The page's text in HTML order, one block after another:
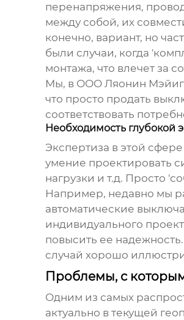
перенапряжения,
между собой, их
конечно, вариант, но
были случаи, когда
монтажа, что влечет за
Мы, в ООО Ляонин
что просто продать
соответствовать
Необходимость глубокой
Экспертиза в этой
умение проектировать
нагрузки и т.д. Просто
Например, недавно мы
автоматические
индивидуального
повысить ее
случай хорошо
Проблемы, с
Одним из самых
актуально в текущей